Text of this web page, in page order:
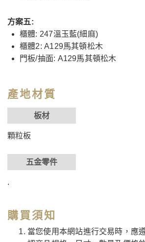
方案五:
櫃體: 247溫玉藍(細麻)
櫃體2: A129馬其頓松木
門板/抽面: A129馬其頓松木
產地材質
板材
顆粒板
五金零件
.
購買須知
當您使用本網站進行交易時，應